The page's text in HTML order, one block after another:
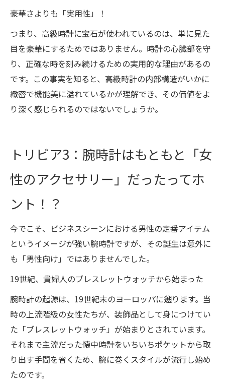
豪華さよりも「実用性」！
つまり、高級時計に宝石が使われているのは、単に見た
目を豪華にするためではありません。時計の心臓部を守
り、正確な時を刻み続けるための実用的な理由があるの
です。この事実を知ると、高級時計の内部構造がいかに
緻密で機能美に溢れているかが理解でき、その価値をよ
り深く感じられるのではないでしょうか。
トリビア3：腕時計はもともと「女
性のアクセサリー」だったってホ
ント！？
今でこそ、ビジネスシーンにおける男性の定番アイテム
というイメージが強い腕時計ですが、その誕生は意外に
も「男性向け」ではありませんでした。
19世紀、貴婦人のブレスレットウォッチから始まった
腕時計の起源は、19世紀末のヨーロッパに遡ります。当
時の上流階級の女性たちが、装飾品として身につけてい
た「ブレスレットウォッチ」が始まりとされています。
それまで主流だった懐中時計をいちいちポケットから取
り出す手間を省くため、腕に巻くスタイルが流行し始め
たのです。